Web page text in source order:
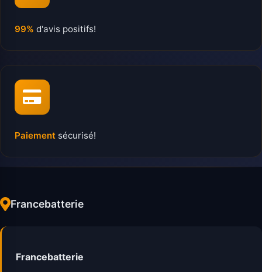
99% d'avis positifs!
Paiement sécurisé!
Francebatterie
Francebatterie